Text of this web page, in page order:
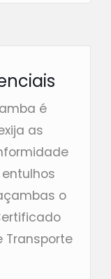
é
as
o
Transporte